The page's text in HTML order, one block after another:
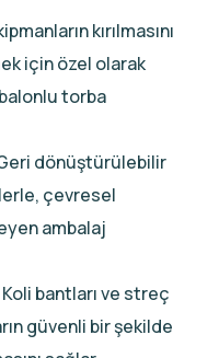
kırılmasını
için özel olarak
torba
dönüştürülebilir
çevresel
ambalaj
bantları ve streç
güvenli bir şekilde